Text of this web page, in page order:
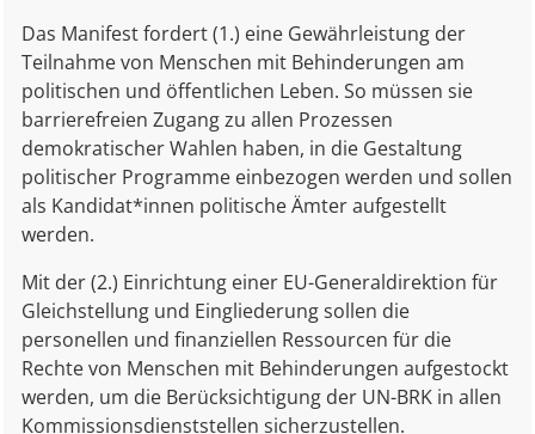
Das Manifest fordert (1.) eine Gewährleistung der
Teilnahme von Menschen mit Behinderungen am
politischen und öffentlichen Leben. So müssen sie
barrierefreien Zugang zu allen Prozessen
demokratischer Wahlen haben, in die Gestaltung
politischer Programme einbezogen werden und sollen
als Kandidat*innen politische Ämter aufgestellt
werden.
Mit der (2.) Einrichtung einer EU-Generaldirektion für
Gleichstellung und Eingliederung sollen die
personellen und finanziellen Ressourcen für die
Rechte von Menschen mit Behinderungen aufgestockt
werden, um die Berücksichtigung der UN-BRK in allen
Kommissionsdienststellen sicherzustellen.